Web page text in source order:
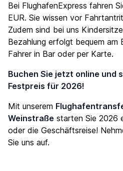
Bei FlughafenExpress fahren
EUR. Sie wissen vor
Zudem sind bei uns
Bezahlung erfolgt bequem am
Fahrer in Bar oder per Karte.
Buchen Sie jetzt online und
Festpreis für 2026!
Mit unserem
Weinstraße starten Sie 2026
oder die Geschäftsreise!
Sie uns auf.